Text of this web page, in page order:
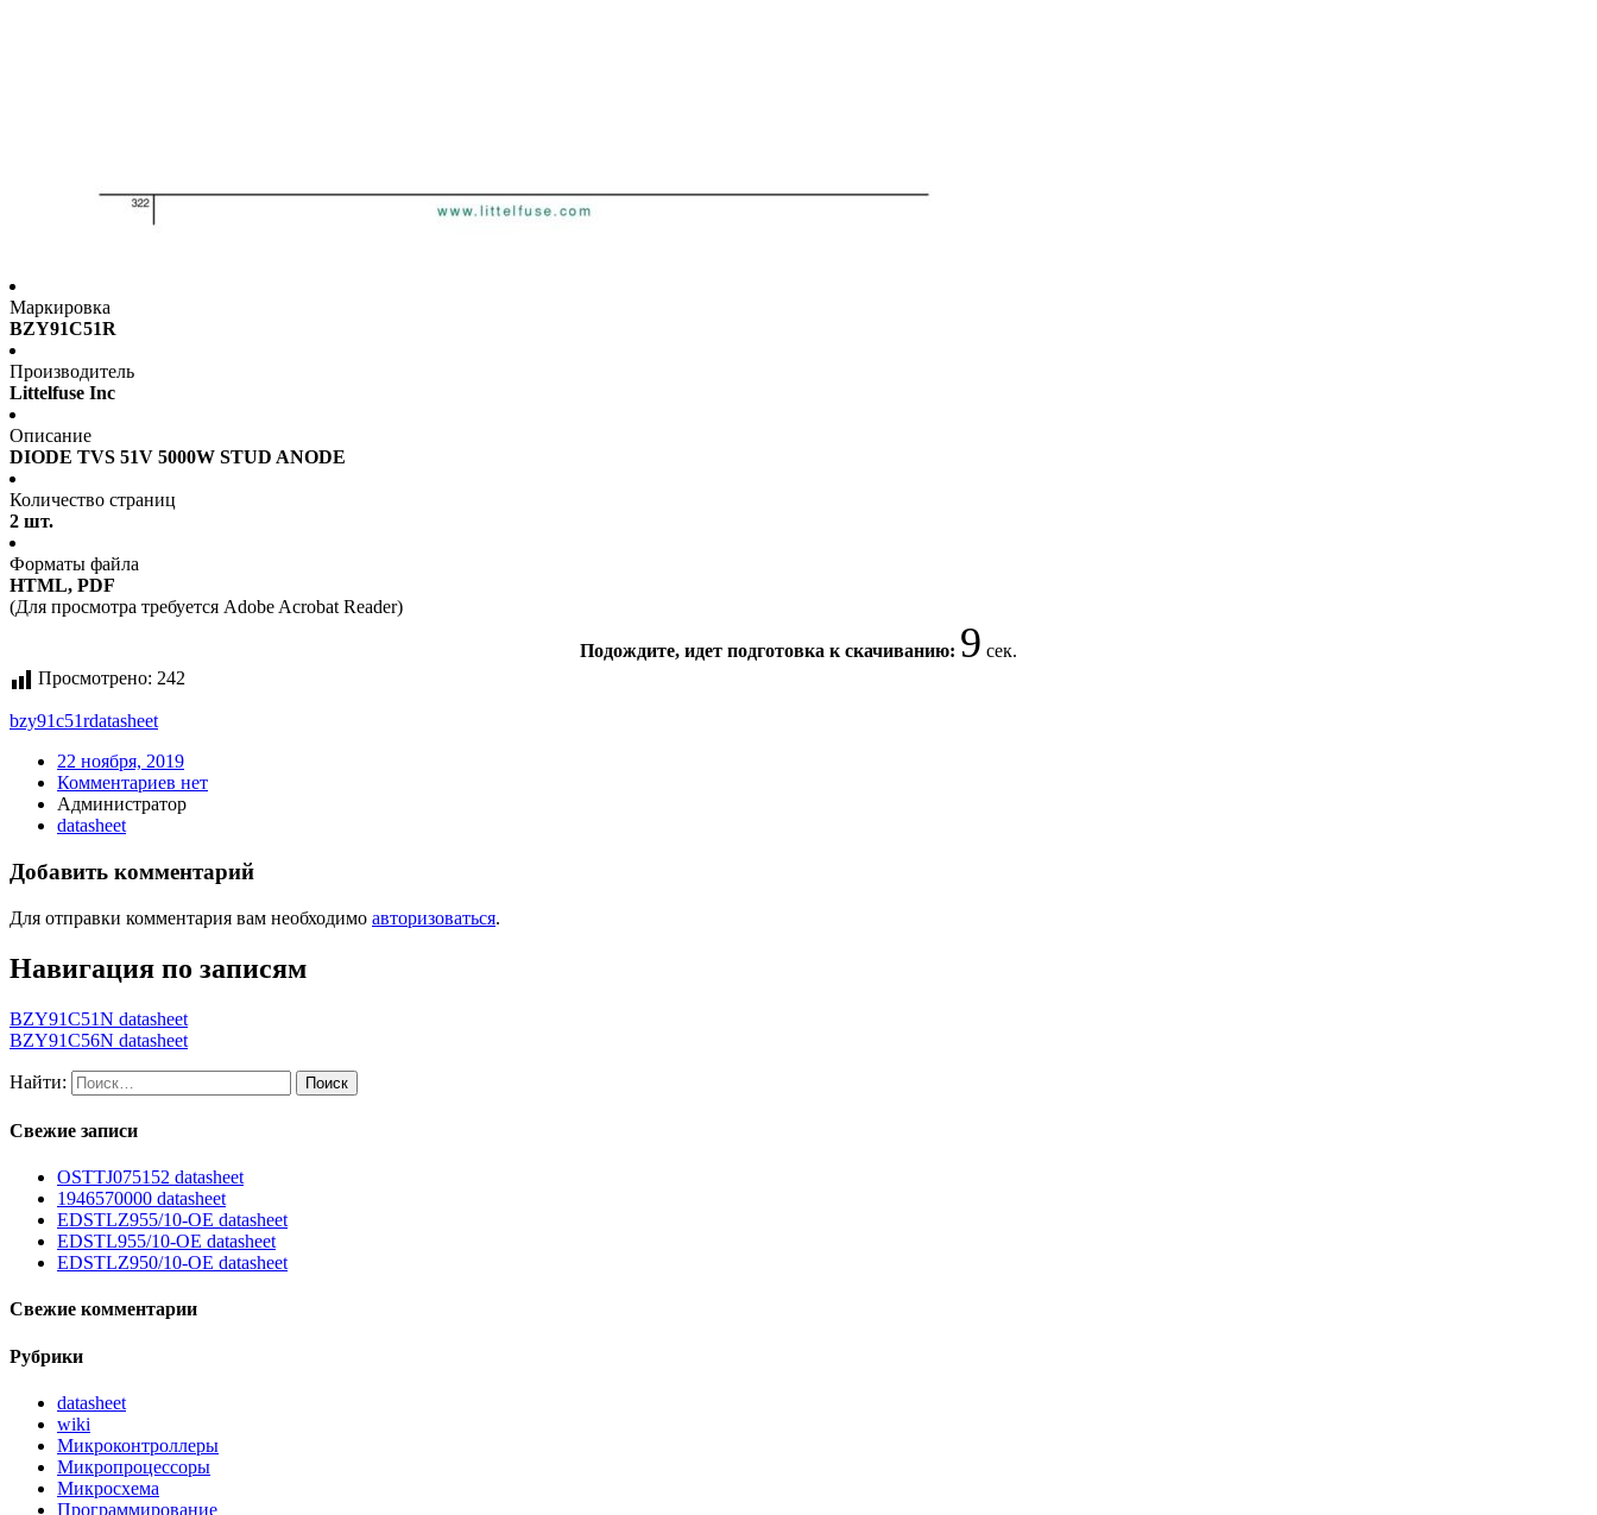
Маркировка
BZY91C51R
Производитель
Littelfuse Inc
Описание
DIODE TVS 51V 5000W STUD ANODE
Количество страниц
2 шт.
Форматы файла
HTML, PDF
(Для просмотра требуется Adobe Acrobat Reader)
Подождите, идет подготовка к скачиванию: 9 сек.
Просмотрено: 242
bzy91c51rdatasheet
22 ноября, 2019
Комментариев нет
Администратор
datasheet
Добавить комментарий
Для отправки комментария вам необходимо авторизоваться.
Навигация по записям
BZY91C51N datasheet
BZY91C56N datasheet
Найти:
Свежие записи
OSTTJ075152 datasheet
1946570000 datasheet
EDSTLZ955/10-OE datasheet
EDSTL955/10-OE datasheet
EDSTLZ950/10-OE datasheet
Свежие комментарии
Рубрики
datasheet
wiki
Микроконтроллеры
Микропроцессоры
Микросхема
Программирование